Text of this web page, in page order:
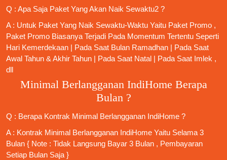
Q : Apa Saja Paket Yang Akan Naik Sewaktu2 ?
A : Untuk Paket Yang Naik Sewaktu-Waktu Yaitu Paket Promo ,
Paket Promo Biasanya Terjadi Pada Momentum Tertentu Seperti
Hari Kemerdekaan | Pada Saat Bulan Ramadhan | Pada Saat
Awal Tahun & Akhir Tahun | Pada Saat Natal | Pada Saat Imlek ,
dll
Minimal Berlangganan IndiHome Berapa
Bulan ?
Q : Berapa Kontrak Minimal Berlangganan IndiHome ?
A : Kontrak Minimal Berlangganan IndiHome Yaitu Selama 3
Bulan { Note : Tidak Langsung Bayar 3 Bulan , Pembayaran
Setiap Bulan Saja }